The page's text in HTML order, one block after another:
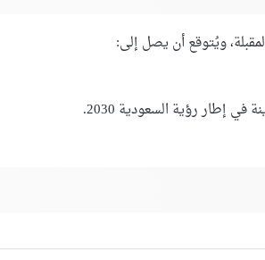
ويُتوقع أن يصل إلى:
إطار رؤية السعودية 2030.